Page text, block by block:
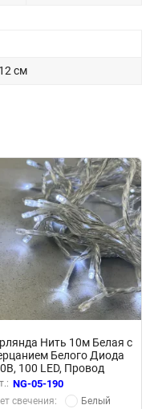
см
Нить 10м Белая с
Белого Диода
100 LED, Провод
ПВХ, IP54
NG-05-190
свечения: Белый